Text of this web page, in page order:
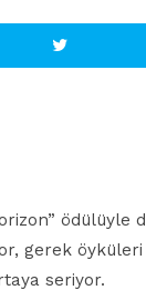
ödülüyle
gerek
seriyor.